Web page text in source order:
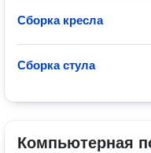
Сборка кресла
Сборка стула
Компьютерная